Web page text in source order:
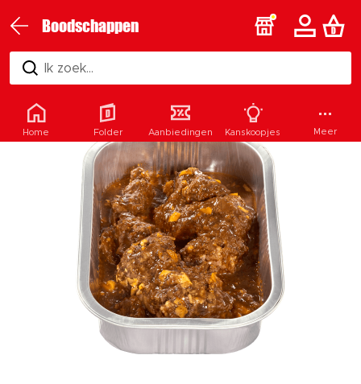
Boodschappen
Ik zoek...
Home Folder Aanbiedingen Kanskoopjes Meer